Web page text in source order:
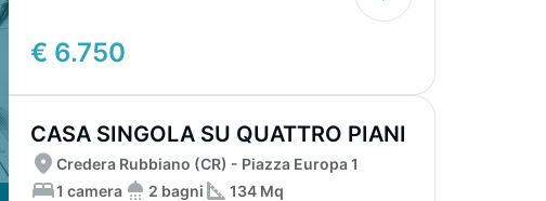
€ 6.750
CASA SINGOLA SU QUATTRO PIANI
CON CORTIL...
Credera Rubbiano (CR) - Piazza Europa 1
1 camera
2 bagni 134 Mq